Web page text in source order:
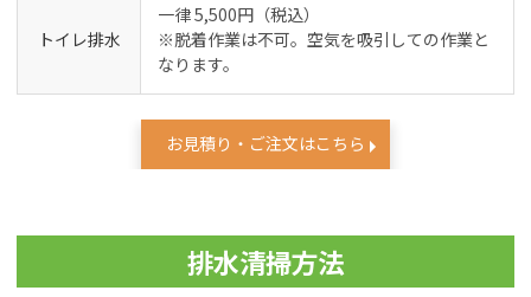
トイレ排水
一律 5,500円（税込）
※脱着作業は不可。空気を吸引しての作業と
なります。
お見積り・ご注文はこちら
排水清掃方法